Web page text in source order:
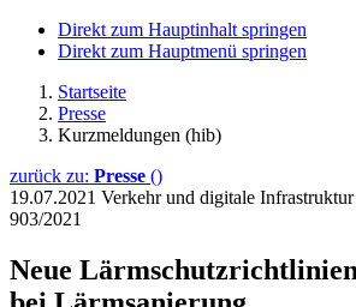
Direkt zum Hauptinhalt springen
Direkt zum Hauptmenü springen
Startseite
Presse
Kurzmeldungen (hib)
zurück zu: Presse ()
19.07.2021 Verkehr und digitale
903/2021
Neue